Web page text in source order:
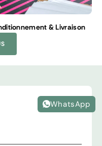
& Livraison
WhatsApp